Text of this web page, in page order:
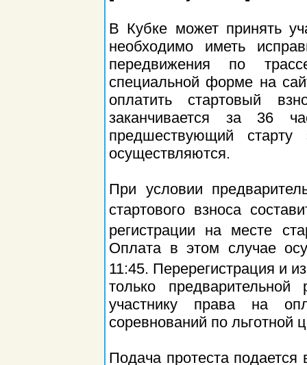
В Кубке может принять
необходимо иметь
передвижения по
специальной форме на
оплатить стартовый
заканчивается за 36
предшествующий
осуществляются.
При условии
стартового взноса
регистрации на месте
Оплата в этом случае
11:45. Перерегистрация и
только
участнику права на
соревнований по льготной
Подача протеста